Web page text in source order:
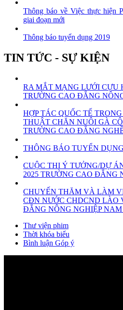
Thông báo về Việc thực hiện
giai đoạn mới
Thông báo tuyển dụng 2019
TIN TỨC - SỰ KIỆN
RA MẮT MẠNG LƯỚI CỰU
TRƯỜNG CAO ĐẲNG
HỢP TÁC QUỐC TẾ
THUẬT CHĂN NUÔI GÀ
TRƯỜNG CAO ĐẲNG
THÔNG BÁO TUYỂN
CUỘC THI Ý TƯỞNG/DỰ
2025 TRƯỜNG CAO ĐẲNG
CHUYẾN THĂM VÀ LÀM
CĐN NƯỚC CHDCND LÀO
ĐẲNG NÔNG NGHIỆP NAM
Thư viện phim
Thời khóa biểu
Bình luận Góp ý